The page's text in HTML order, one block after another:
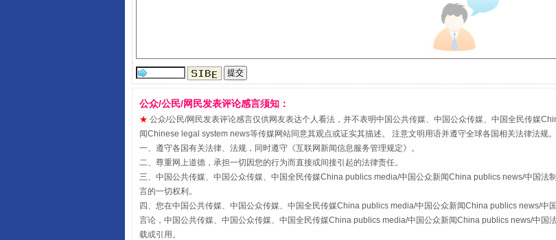
国家大学科技园优化重塑工作 镜头丨大暑三秋近
公众/公民/网民发表评论感言须知：
★ 公众/公民/网民发表评论感言仅供网友表达个人看法，并不表明中国公共传媒、中国公众传媒、中国全民传媒
闻Chinese legal system news等传媒网站同意其观点或证实其描述。 注意文明用语并遵守全球各国相关法律法规。
一、遵守各国有关法律、法规，同时遵守《互联网新闻信息服务管理规定》。
二、尊重网上道德，承担一切因您的行为而直接或间接引起的法律责任。
三、中国公共传媒、中国公众传媒、中国全民传媒China publics media/中国公众新闻China publics news/中国法
言的一切权利。
四、您在中国公共传媒、中国公众传媒、中国全民传媒China publics media/中国公众新闻China publics news/
言论，中国公共传媒、中国公众传媒、中国全民传媒China publics media/中国公众新闻China publics news/中
载或引用。